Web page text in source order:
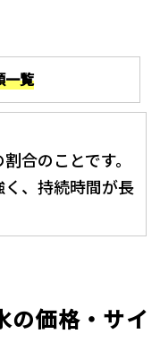
一覧
合のことです。
、持続時間が長
の価格・サイ